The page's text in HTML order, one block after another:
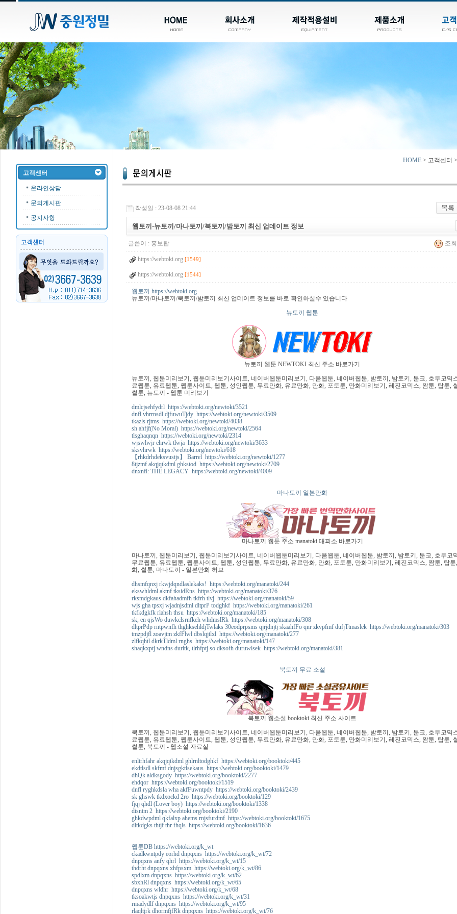
고객센터
온라인상담
문의게시판
공지사항
HOME > 고객센터
작성일 : 23-08-08 21:44
웹토끼-뉴토끼/마나토끼/북토끼/밤토끼 최신 업데이트 정보
글쓴이 : 홍보탑 조회
https://webtoki.org [1549]
https://webtoki.org [1544]
웹토끼 https://webtoki.org
뉴토끼/마나토끼/북토끼/밤토끼 최신 업데이트 정보를 바로 확인하실수 있습니다
뉴토끼 웹툰
뉴토끼 웹툰 NEWTOKI 최신 주소 바로가기
뉴토끼, 웹툰미리보기, 웹툰미리보기사이트, 네이버웹툰미리보기, 다음웹툰, 네이버웹툰, 밤토끼, 밤토키, 툰코, 호두코믹
료웹툰, 유료웹툰, 웹툰사이트, 웹툰, 성인웹툰, 무료만화, 유료만화, 만화, 포토툰, 만화미리보기, 레진코믹스, 짬툰, 탑툰,
썰툰, 뉴토끼 - 웹툰 미리보기
dmlcjsehfydrl https://webtoki.org/newtoki/3521
dnfl vhrrnsdl djfuwuTjdy https://webtoki.org/newtoki/3509
tkazls rjtms https://webtoki.org/newtoki/4038
sh ahfjf(No Moral) https://webtoki.org/newtoki/2564
tlsghaqnqn https://webtoki.org/newtoki/2314
wjswlwjr ehrwk tlwja https://webtoki.org/newtoki/3633
sksvhrwk https://webtoki.org/newtoki/618
【rhkdrhdeksvustjs】 Barrel https://webtoki.org/newtoki/1277
8tjzmf akqjqtkdml ghkstod https://webtoki.org/newtoki/2709
dnxnfl: THE LEGACY https://webtoki.org/newtoki/4009
마나토끼 일본만화
마나토끼 웹툰 주소 manatoki 대피소 바로가기
마나토끼, 웹툰미리보기, 웹툰미리보기사이트, 네이버웹툰미리보기, 다음웹툰, 네이버웹툰, 밤토끼, 밤토키, 툰코, 호두코
무료웹툰, 유료웹툰, 웹툰사이트, 웹툰, 성인웹툰, 무료만화, 유료만화, 만화, 포토툰, 만화미리보기, 레진코믹스, 짬툰, 탑툰
화, 썰툰, 마나토끼 - 일본만화 허브
dhsmfqnxj rkwjdqndlaslekaks! https://webtoki.org/manatoki/244
ekswhldml aktnf tksidRns https://webtoki.org/manatoki/376
rksmdgkaus dkfahadmfh tkfrh tlvj https://webtoki.org/manatoki/59
wjs gha tpsxj wjadnjsdml dltprP todghkf https://webtoki.org/manatoki/261
tkfkdgkfk rlahsh thsu https://webtoki.org/manatoki/185
sk, en qjsWo duwkclsrnfkeh whdmslRk https://webtoki.org/manatoki/308
dltprPdp rntpwnfh thghksehldjTwlaks 30eodprpsms qjrjdnjtj skaahfFo qnr zkvpfmf dufjTtmaslek https://webtoki.org/manatoki/303
tmzpdjfl zoavjtm zkfFlwl dbslqjtlxl https://webtoki.org/manatoki/277
zlfkqhtl dkrkTldml rnghs https://webtoki.org/manatoki/147
shaqkxptj wndns durltk, tlrhfptj so dksofh duruwlsek https://webtoki.org/manatoki/381
북토끼 무료 소설
북토끼 웹소설 booktoki 최신 주소 사이트
북토끼, 웹툰미리보기, 웹툰미리보기사이트, 네이버웹툰미리보기, 다음웹툰, 네이버웹툰, 밤토끼, 밤토키, 툰코, 호두코믹
료웹툰, 유료웹툰, 웹툰사이트, 웹툰, 성인웹툰, 무료만화, 유료만화, 만화, 포토툰, 만화미리보기, 레진코믹스, 짬툰, 탑툰,
썰툰, 북토끼 - 웹소설 자료실
enltrhfahr akqjqtkdml ghlrnltodghkf https://webtoki.org/booktoki/445
ekdtlsdl skfmf dnjsgktlsekaus https://webtoki.org/booktoki/1479
dhQk aldksgody https://webtoki.org/booktoki/2277
ehdqor https://webtoki.org/booktoki/1519
dnfl ryghkdsla wha akfFuwntpdy https://webtoki.org/booktoki/2439
sk ghswk tkdxockd 2ro https://webtoki.org/booktoki/129
fjqj qhdl (Lover boy) https://webtoki.org/booktoki/1338
disntm 2 https://webtoki.org/booktoki/2190
ghkdwpdml qkfalxp ahems rnjsfurdmf https://webtoki.org/booktoki/1675
dltkdgks thtjf thr fhqls https://webtoki.org/booktoki/1636
웹툰DB https://webtoki.org/k_wt
ckadkwntpdy eorhd dnpqxns https://webtoki.org/k_wt/72
dnpqxns anfy qhrl https://webtoki.org/k_wt/15
thdrht dnpqxns xhfpsxm https://webtoki.org/k_wt/86
spdlxm dnpqxns https://webtoki.org/k_wt/62
sbxhRl dnpqxns https://webtoki.org/k_wt/65
dnpqxns wldhr https://webtoki.org/k_wt/68
tksoakwtjs dnpqxns https://webtoki.org/k_wt/31
rmadydlf dnpqxns https://webtoki.org/k_wt/95
rlaqltjrk dhormfjfRk dnpqxns https://webtoki.org/k_wt/76